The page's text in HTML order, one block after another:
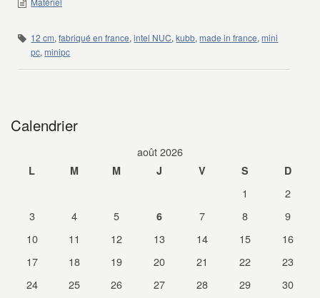
12 cm,fabriqué en france,intel NUC,kubb,made in france,mini
pc,minipc
Calendrier
août 2026
L M M J V S D
1
2
3
4 5 6 7 8
9
10
11 12 13 14 15
16
17
18 19 20 21 22
23
24
25 26 27 28 29
30